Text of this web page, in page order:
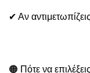
✔ Αν
🟠 Πότε να